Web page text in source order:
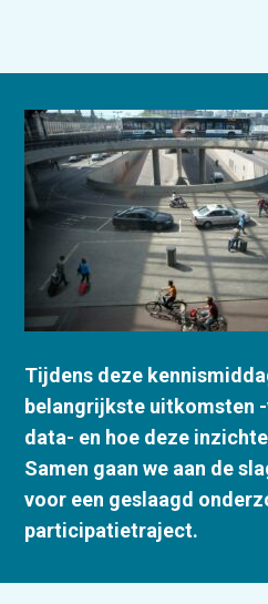
Tijdens deze
belangrijkste uitkomsten
data- en hoe deze
Samen gaan we aan de
voor een geslaagd
participatietraject.